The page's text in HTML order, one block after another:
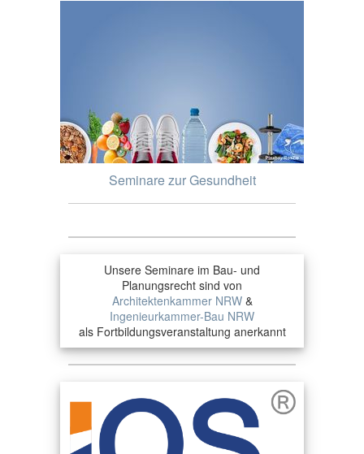
Seminare zur Gesundheit
Unsere Seminare im Bau- und
Planungsrecht sind von
Architektenkammer NRW&
Ingenieurkammer-Bau NRW
als Fortbildungsveranstaltung anerkannt